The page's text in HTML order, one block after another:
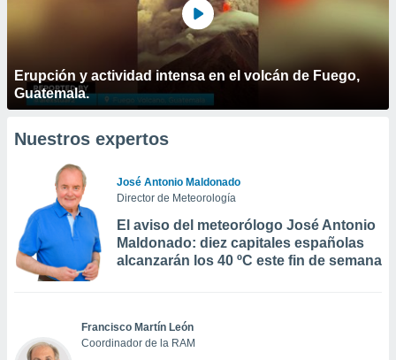
Erupción y actividad intensa en el volcán de Fuego,
Guatemala.
Nuestros expertos
José Antonio Maldonado
Director de Meteorología
El aviso del meteorólogo José Antonio
Maldonado: diez capitales españolas
alcanzarán los 40 ºC este fin de semana
Francisco Martín León
Coordinador de la RAM